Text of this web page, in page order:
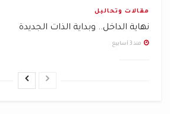
مقالات وتحاليل
نهاية الداخل.. وبداية الذات الجديدة
منذ 3 أسابيع